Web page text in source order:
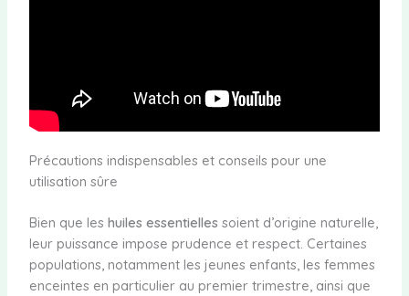
Précautions indispensables et conseils pour une
utilisation sûre
Bien que les huiles essentielles soient d’origine naturelle,
leur puissance impose prudence et respect. Certaines
populations, notamment les jeunes enfants, les femmes
enceintes en particulier au premier trimestre, ainsi que